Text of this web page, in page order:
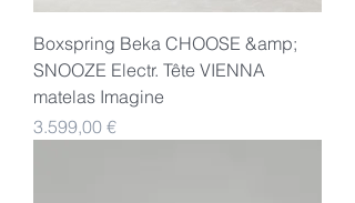
Boxspring Beka CHOOSE &amp;
SNOOZE Electr. Tête VIENNA
matelas Imagine
Preis
3.599,00 €